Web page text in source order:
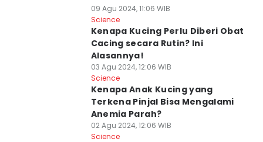
09 Agu 2024, 11:06 WIB
Science
Kenapa Kucing Perlu Diberi Obat
Cacing secara Rutin? Ini
Alasannya!
03 Agu 2024, 12:06 WIB
Science
Kenapa Anak Kucing yang
Terkena Pinjal Bisa Mengalami
Anemia Parah?
02 Agu 2024, 12:06 WIB
Science